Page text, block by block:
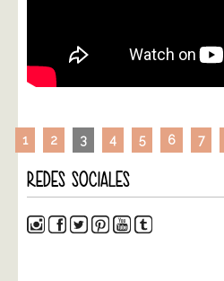
1 2 3 4 5 6 7
REDES SOCIALES